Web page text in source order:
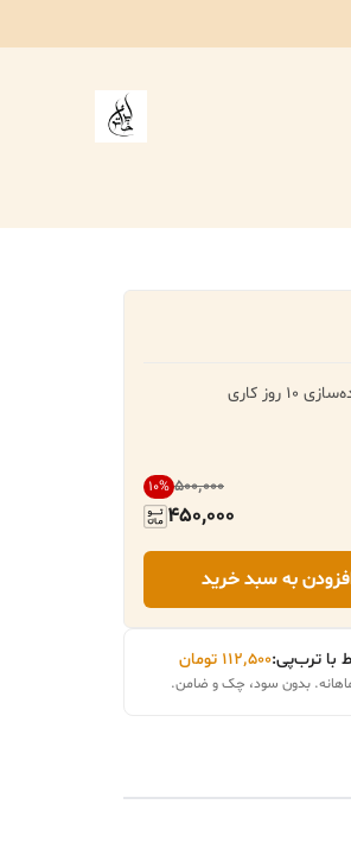
10 روز کاری
۵۰۰٬۰۰۰ 10%
450,000
به سبد خرید
با ترب‌پی:۱۱۲٬۵۰۰ تومان